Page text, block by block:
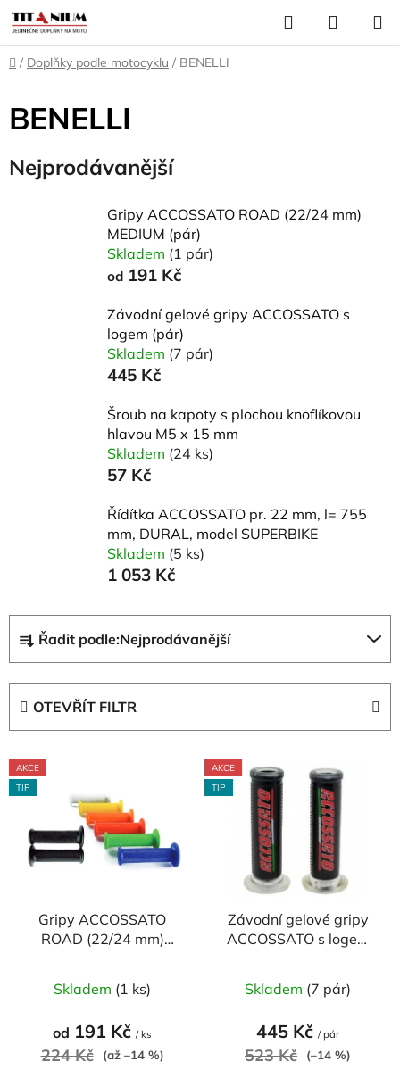
Přejít
na
obsah
Hledat
KOŠÍK
Domů
/ Doplňky podle motocyklu / BENELLI
BENELLI
Nejprodávanější
Gripy ACCOSSATO ROAD (22/24 mm)
MEDIUM (pár)
Skladem (1 pár)
od 191 Kč
Závodní gelové gripy ACCOSSATO s
logem (pár)
Skladem (7 pár)
445 Kč
Šroub na kapoty s plochou knoflíkovou
hlavou M5 x 15 mm
Skladem (24 ks)
57 Kč
Řídítka ACCOSSATO pr. 22 mm, l= 755
mm, DURAL, model SUPERBIKE
Skladem (5 ks)
1 053 Kč
a
z
p
r
Řadit podle:Nejprodávanější
OTEVŘÍT FILTR
V
ý
AKCE
TIP
Gripy ACCOSSATO
ROAD (22/24 mm)
hodnocení
produktu
Skladem (1 ks)
od 191 Kč / ks
224 Kč (až –14 %)
AKCE
TIP
Závodní gelové gripy
ACCOSSATO s logem
hodnocení
produktu
Skladem (7 pár)
445 Kč / pár
523 Kč (–14 %)